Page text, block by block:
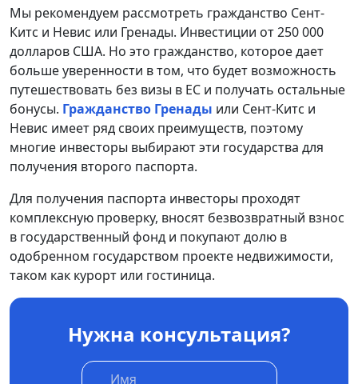
Мы рекомендуем рассмотреть гражданство Сент-
Китс и Невис или Гренады. Инвестиции от 250 000
долларов США. Но это гражданство, которое дает
больше уверенности в том, что будет возможность
путешествовать без визы в ЕС и получать остальные
бонусы. Гражданство Гренады или Сент-Китс и
Невис имеет ряд своих преимуществ, поэтому
многие инвесторы выбирают эти государства для
получения второго паспорта.
Для получения паспорта инвесторы проходят
комплексную проверку, вносят безвозвратный взнос
в государственный фонд и покупают долю в
одобренном государством проекте недвижимости,
таком как курорт или гостиница.
Нужна консультация?